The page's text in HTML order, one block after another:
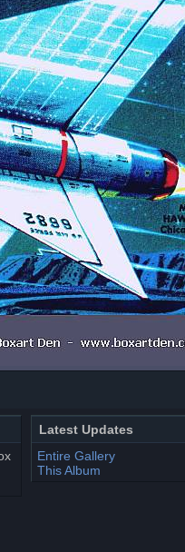
Latest Updates
Entire Gallery
This Album